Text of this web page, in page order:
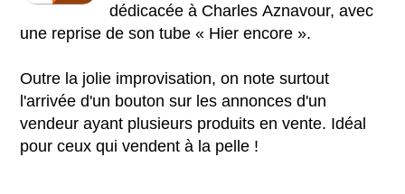
dédicacée à Charles Aznavour, avec
une reprise de son tube « Hier encore ».
Outre la jolie improvisation, on note surtout
l'arrivée d'un bouton sur les annonces d'un
vendeur ayant plusieurs produits en vente. Idéal
pour ceux qui vendent à la pelle !